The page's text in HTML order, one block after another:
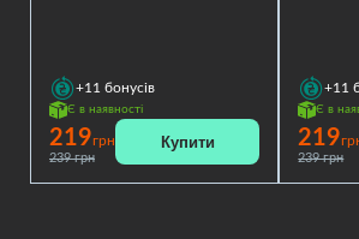
+11 бонусів
Є в наявності
219грн
239 грн
Купити
+11
Є в
219
239 грн